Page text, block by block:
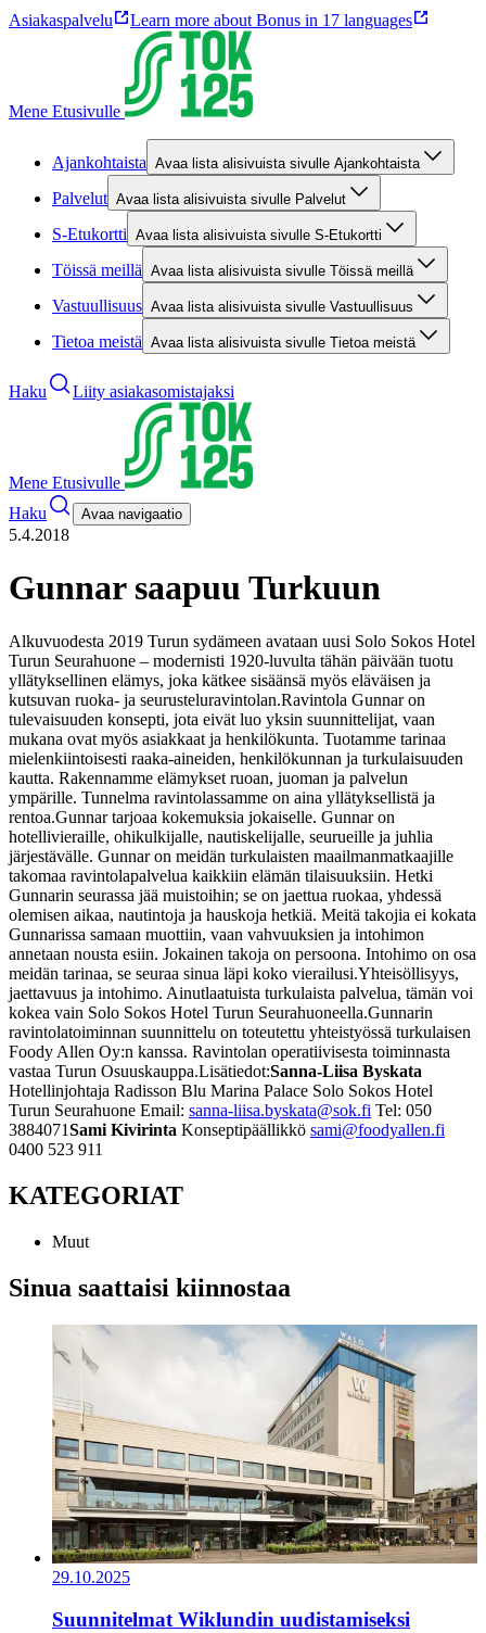
Asiakaspalvelu Learn more about Bonus in 17 languages
Mene Etusivulle
Ajankohtaista Avaa lista alisivuista sivulle Ajankohtaista
Palvelut Avaa lista alisivuista sivulle Palvelut
S-Etukortti Avaa lista alisivuista sivulle S-Etukortti
Töissä meillä Avaa lista alisivuista sivulle Töissä meillä
Vastuullisuus Avaa lista alisivuista sivulle Vastuullisuus
Tietoa meistä Avaa lista alisivuista sivulle Tietoa meistä
Haku Liity asiakasomistajaksi
Mene Etusivulle
Haku
Avaa navigaatio
5.4.2018
Gunnar saapuu Turkuun
Alkuvuodesta 2019 Turun sydämeen avataan uusi Solo Sokos Hotel
Turun Seurahuone – modernisti 1920-luvulta tähän päivään tuotu
yllätyksellinen elämys, joka kätkee sisäänsä myös eläväisen ja
kutsuvan ruoka- ja seurusteluravintolan.Ravintola Gunnar on
tulevaisuuden konsepti, jota eivät luo yksin suunnittelijat, vaan
mukana ovat myös asiakkaat ja henkilökunta. Tuotamme tarinaa
mielenkiintoisesti raaka-aineiden, henkilökunnan ja turkulaisuuden
kautta. Rakennamme elämykset ruoan, juoman ja palvelun
ympärille. Tunnelma ravintolassamme on aina yllätyksellistä ja
rentoa.Gunnar tarjoaa kokemuksia jokaiselle. Gunnar on
hotellivieraille, ohikulkijalle, nautiskelijalle, seurueille ja juhlia
järjestävälle. Gunnar on meidän turkulaisten maailmanmatkaajille
takomaa ravintolapalvelua kaikkiin elämän tilaisuuksiin. Hetki
Gunnarin seurassa jää muistoihin; se on jaettua ruokaa, yhdessä
olemisen aikaa, nautintoja ja hauskoja hetkiä. Meitä takojia ei kokata
Gunnarissa samaan muottiin, vaan vahvuuksien ja intohimon
annetaan nousta esiin. Jokainen takoja on persoona. Intohimo on osa
meidän tarinaa, se seuraa sinua läpi koko vierailusi.Yhteisöllisyys,
jaettavuus ja intohimo. Ainutlaatuista turkulaista palvelua, tämän voi
kokea vain Solo Sokos Hotel Turun Seurahuoneella.Gunnarin
ravintolatoiminnan suunnittelu on toteutettu yhteistyössä turkulaisen
Foody Allen Oy:n kanssa. Ravintolan operatiivisesta toiminnasta
vastaa Turun Osuuskauppa.Lisätiedot:Sanna-Liisa Byskata
Hotellinjohtaja Radisson Blu Marina Palace Solo Sokos Hotel
Turun Seurahuone Email: sanna-liisa.byskata@sok.fi Tel: 050
3884071Sami Kivirinta Konseptipäällikkö sami@foodyallen.fi
0400 523 911
KATEGORIAT
Muut
Sinua saattaisi kiinnostaa
29.10.2025
Suunnitelmat Wiklundin uudistamiseksi